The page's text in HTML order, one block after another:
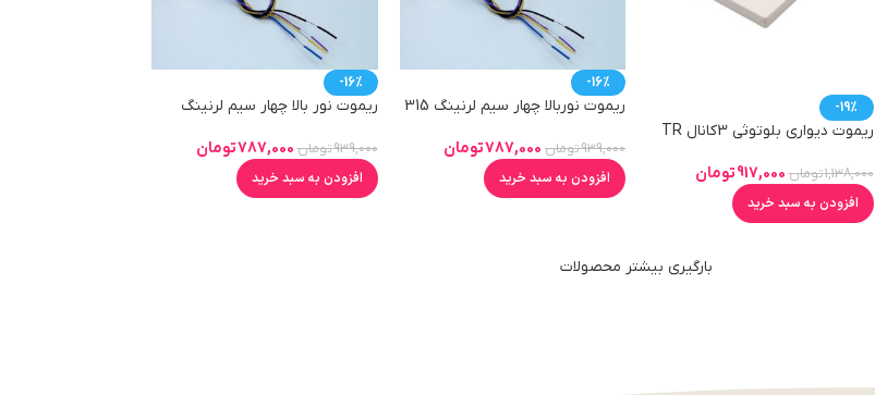
-19%
ریموت دیواری بلوتوثی 3کانال TR
1,138,000تومان 917,000تومان
افزودن به سبد خرید
-16%
ریموت نوربالا چهار سیم لرنینگ 315
939,000تومان 787,000تومان
افزودن به سبد خرید
-16%
ریموت نور بالا چهار سیم لرنینگ
939,000تومان 787,000تومان
افزودن به سبد خرید
بارگیری بیشتر محصولات